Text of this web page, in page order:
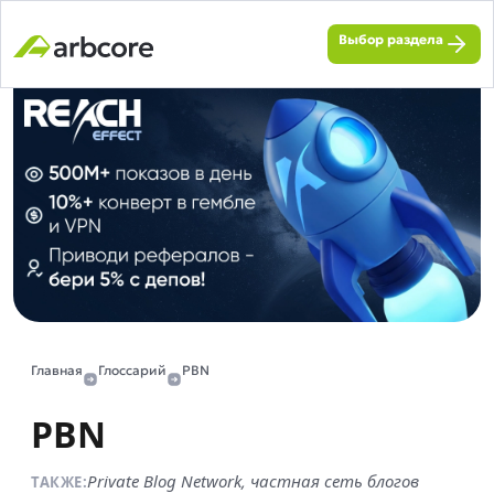
Выбор раздела
Главная Глоссарий PBN
PBN
ТАКЖЕ:Private Blog Network, частная сеть блогов